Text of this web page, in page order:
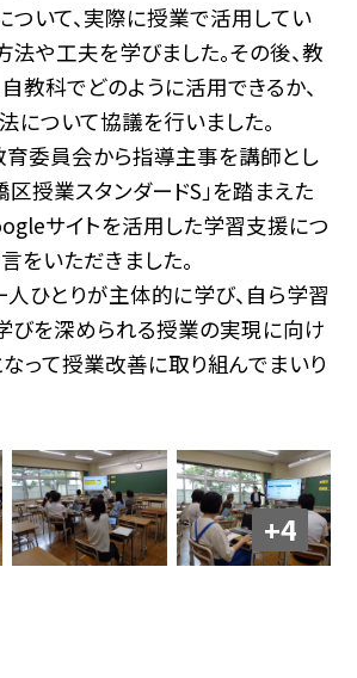
ついて、実際に授業で活用してい
や工夫を学びました。その後、教
教科でどのように活用できるか、
について協議を行いました。
育委員会から指導主事を講師とし
区授業スタンダードS」を踏まえた
サイトを活用した学習支援につ
をいただきました。
ひとりが主体的に学び、自ら学習
びを深められる授業の実現に向け
って授業改善に取り組んでまいり
+4